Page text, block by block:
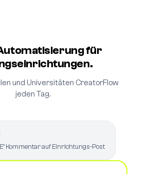
für
und Universitäten CreatorFlow
jeden Tag.
Kommentar auf Einrichtungs-Post